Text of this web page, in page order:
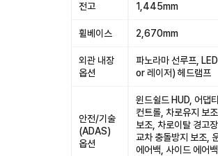
전고 1,445mm
휠베이스 2,670mm
외관 내장
옵션
파노라마 선루프,
or 레이저) 헤드램프
안전/기술
(ADAS)
옵션
윈드쉴드 HUD, 어댑
컨트롤, 차로유지 보
보조, 차로이탈 경고
교차 충돌방지 보조,
에어백, 사이드 에어